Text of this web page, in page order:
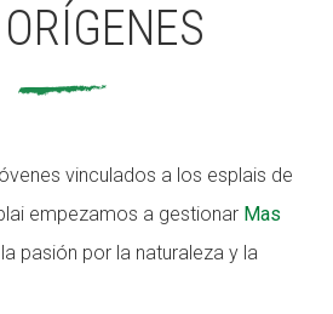
vinculados a los esplais de
empezamos a gestionar Mas
pasión por la naturaleza y la
I JOVES
ESPLAIS
SECTOR
I JOVES
ESPLAIS
SECTOR